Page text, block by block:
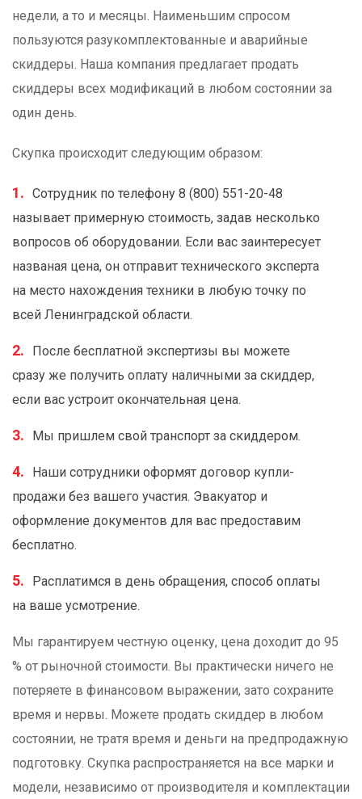
недели, а то и месяцы. Наименьшим спросом
пользуются разукомплектованные и аварийные
скиддеры. Наша компания предлагает продать
скиддеры всех модификаций в любом состоянии за
один день.
Скупка происходит следующим образом:
Сотрудник по телефону 8 (800) 551-20-48
называет примерную стоимость, задав несколько
вопросов об оборудовании. Если вас заинтересует
названая цена, он отправит технического эксперта
на место нахождения техники в любую точку по
всей Ленинградской области.
После бесплатной экспертизы вы можете
сразу же получить оплату наличными за скиддер,
если вас устроит окончательная цена.
Мы пришлем свой транспорт за скиддером.
Наши сотрудники оформят договор купли-
продажи без вашего участия. Эвакуатор и
оформление документов для вас предоставим
бесплатно.
Расплатимся в день обращения, способ оплаты
на ваше усмотрение.
Мы гарантируем честную оценку, цена доходит до 95
% от рыночной стоимости. Вы практически ничего не
потеряете в финансовом выражении, зато сохраните
время и нервы. Можете продать скиддер в любом
состоянии, не тратя время и деньги на предпродажную
подготовку. Скупка распространяется на все марки и
модели, независимо от производителя и комплектации